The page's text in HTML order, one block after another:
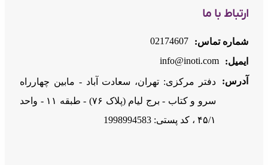
ارتباط با ما
شماره تماس:
02174607
ایمیل:
info@inoti.com
آدرس:
دفتر مرکزی: تهران، سعادت آباد - مابین چهارراه
سرو و کتاب - برج لیام (پلاک ۷۶) - طبقه ۱۱ - واحد
۴۵/۱ ، کد پستی: 1998994583